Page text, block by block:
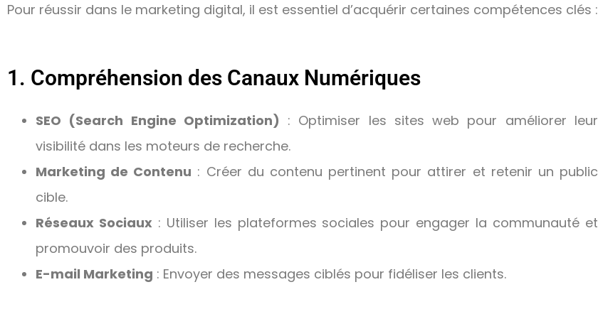
Pour réussir dans le marketing digital, il est essentiel d’acquérir certaines compétences clés :
1. Compréhension des Canaux Numériques
SEO (Search Engine Optimization) : Optimiser les sites web pour améliorer leur
visibilité dans les moteurs de recherche.
Marketing de Contenu : Créer du contenu pertinent pour attirer et retenir un public
cible.
Réseaux Sociaux: Utiliser les plateformes sociales pour engager la communauté et
promouvoir des produits.
E-mail Marketing : Envoyer des messages ciblés pour fidéliser les clients.